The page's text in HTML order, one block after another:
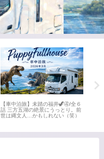
【車中泊旅】未踏の福井🦖④/全６
話 三方五湖の絶景にうっとり。前
世は縄文人…かもしれない（笑）